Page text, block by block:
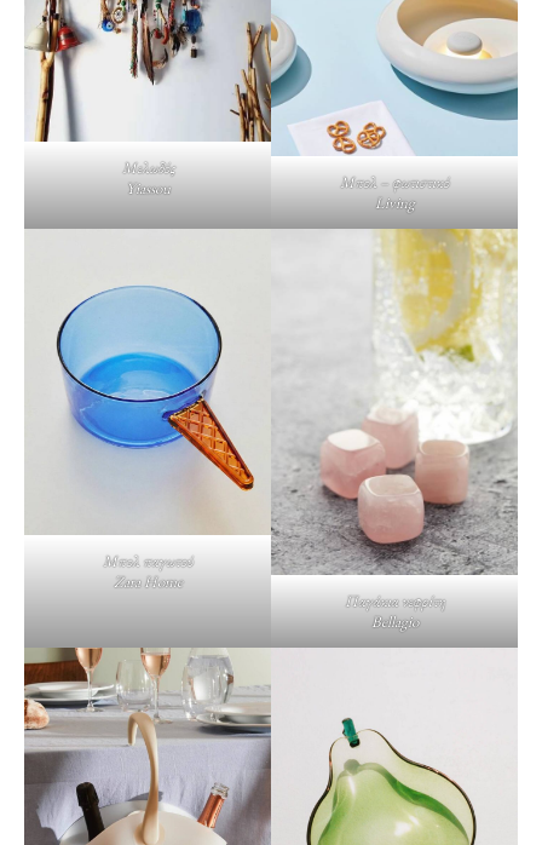
Μελωδός
Yiassou
Μπολ – φωτιστικό
Living
Μπολ παγωτού
Zara Home
Παγάκια νεφρίτη
Bellagio